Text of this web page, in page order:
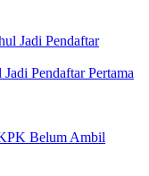
Pendaftar Pertama
Belum Ambil